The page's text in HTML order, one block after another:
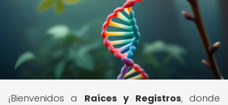
¡Bienvenidos a Raíces y Registros, donde